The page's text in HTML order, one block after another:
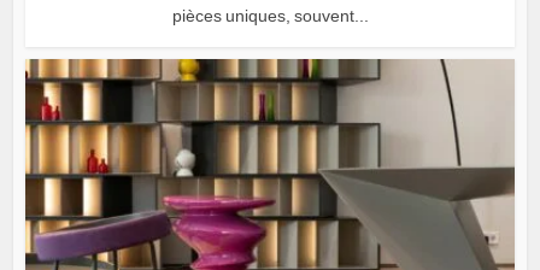
pièces uniques, souvent...